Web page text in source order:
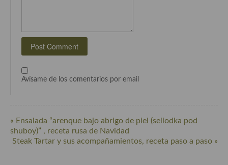
Cocina Castellana
Cocina Catalana
Cocina Madrileña
Avísame de los comentarios por email
« Ensalada “arenque bajo abrigo de piel (seliodka pod
shuboy)” , receta rusa de Navidad
Steak Tartar y sus acompañamientos, receta paso a paso »